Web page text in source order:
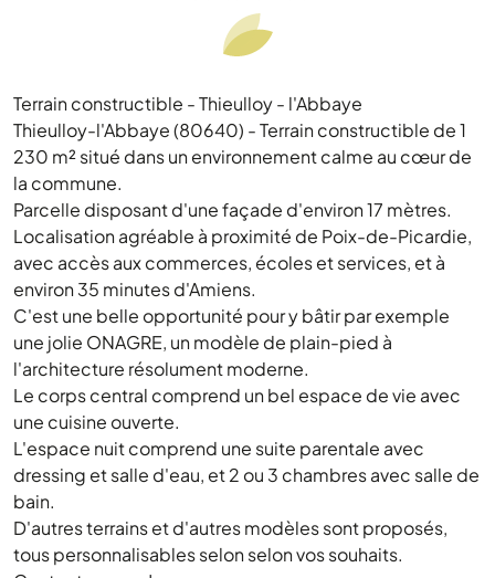
Terrain constructible - Thieulloy - l'Abbaye
Thieulloy-l'Abbaye (80640) - Terrain constructible de 1
230 m² situé dans un environnement calme au cœur de
la commune.
Parcelle disposant d'une façade d'environ 17 mètres.
Localisation agréable à proximité de Poix-de-Picardie,
avec accès aux commerces, écoles et services, et à
environ 35 minutes d'Amiens.
C'est une belle opportunité pour y bâtir par exemple
une jolie ONAGRE, un modèle de plain-pied à
l'architecture résolument moderne.
Le corps central comprend un bel espace de vie avec
une cuisine ouverte.
L'espace nuit comprend une suite parentale avec
dressing et salle d'eau, et 2 ou 3 chambres avec salle de
bain.
D'autres terrains et d'autres modèles sont proposés,
tous personnalisables selon selon vos souhaits.